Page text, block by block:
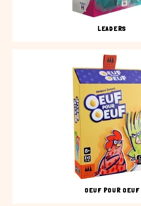
LEADERS
OEUF POUR OEUF